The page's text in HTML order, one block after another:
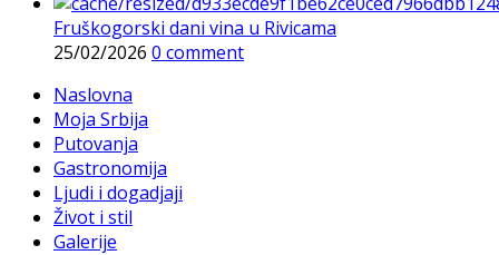
Fruškogorski dani vina u Rivicama
25/02/2026 0 comment
Naslovna
Moja Srbija
Putovanja
Gastronomija
Ljudi i dogadjaji
Život i stil
Galerije